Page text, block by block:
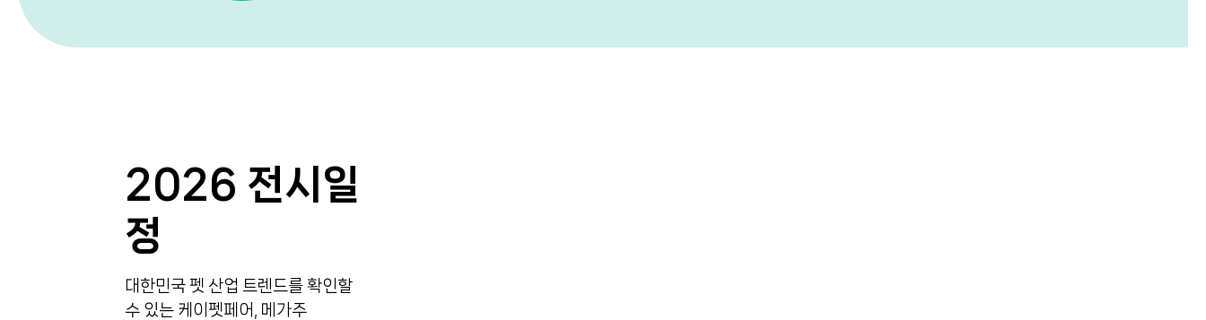
2026 전시일
정
대한민국 펫 산업 트렌드를 확인할
수 있는 케이펫페어, 메가주